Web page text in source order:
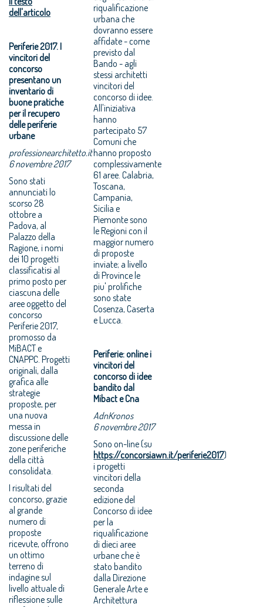
dell'articolo
Periferie 2017. I
vincitori del
concorso
presentano un
inventario di
buone pratiche
per il recupero
delle periferie
urbane
professionearchitetto.it
6 novembre 2017
Sono stati
annunciati lo
scorso 28
ottobre a
Padova, al
Palazzo della
Ragione, i nomi
dei 10 progetti
classificatisi al
primo posto per
ciascuna delle
aree oggetto del
concorso
Periferie 2017,
promosso da
MiBACT e
CNAPPC. Progetti
originali, dalla
grafica alle
strategie
proposte, per
una nuova
messa in
discussione delle
zone periferiche
della città
consolidata.
I risultati del
concorso, grazie
al grande
numero di
proposte
ricevute, offrono
un ottimo
terreno di
indagine sul
livello attuale di
riflessione sulle
riqualificazione
urbana che
dovranno essere
affidate - come
previsto dal
Bando - agli
stessi architetti
vincitori del
concorso di idee.
All'iniziativa
hanno
partecipato 57
Comuni che
hanno proposto
complessivamente
61 aree. Calabria,
Toscana,
Campania,
Sicilia e
Piemonte sono
le Regioni con il
maggior numero
di proposte
inviate; a livello
di Province le
piu' prolifiche
sono state
Cosenza, Caserta
e Lucca.
Periferie: online i
vincitori del
concorso di idee
bandito dal
Mibact e Cna
AdnKronos
6 novembre 2017
Sono on-line (su
https://concorsiawn.it/periferie2017)
i progetti
vincitori della
seconda
edizione del
Concorso di idee
per la
riqualificazione
di dieci aree
urbane che è
stato bandito
dalla Direzione
Generale Arte e
Architettura